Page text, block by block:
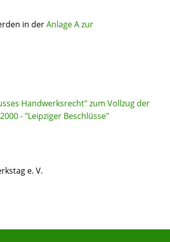
in derAnlage A zur
Handwerksrecht" zum Vollzug der
- "Leipziger Beschlüsse"
e. V.